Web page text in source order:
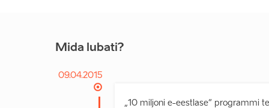
Mida lubati?
09.04.2015
„10 miljoni e-eestlase“ programmi